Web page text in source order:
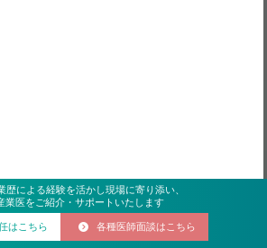
歴による経験を活かし現場に寄り添い、
業医をご紹介・サポートいたします
はこちら 各種医師面談はこちら